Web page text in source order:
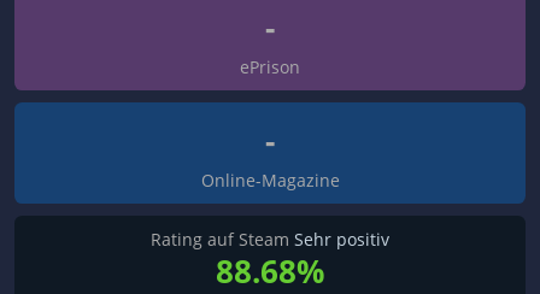
-
ePrison
-
Online-Magazine
Rating auf Steam Sehr positiv
88.68%